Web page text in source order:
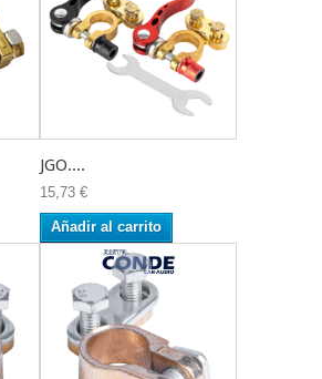
JGO....
15,73 €
Añadir al carrito